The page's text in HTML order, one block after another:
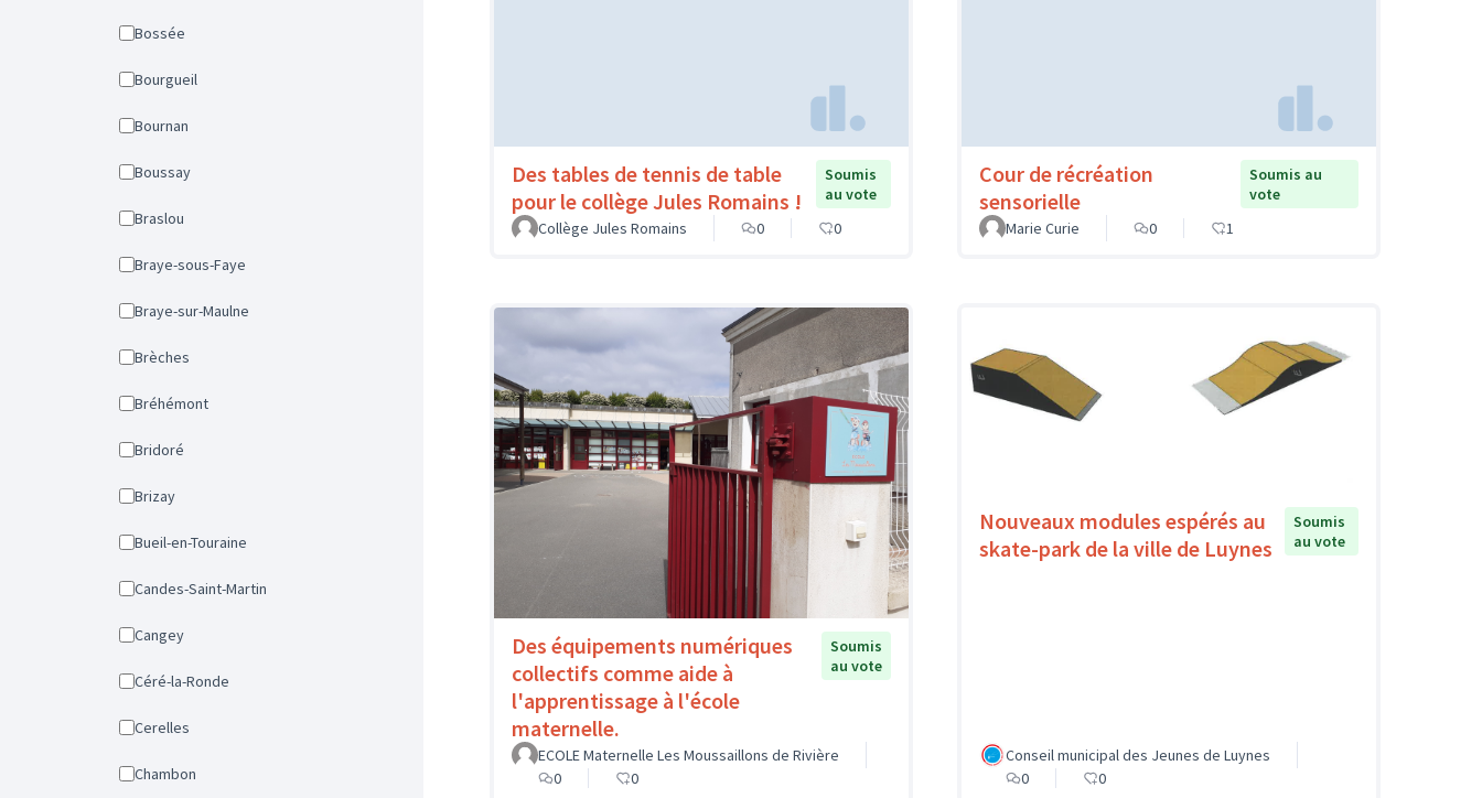
Bossée
Bourgueil
Bournan
Boussay
Braslou
Braye-sous-Faye
Braye-sur-Maulne
Brèches
Bréhémont
Bridoré
Brizay
Bueil-en-Touraine
Candes-Saint-Martin
Cangey
Céré-la-Ronde
Cerelles
Chambon
Des tables de tennis de table
pour le collège Jules Romains !
Soumis
au vote
Collège Jules Romains
0 0
Cour de récréation
sensorielle
Soumis au
vote
Marie Curie
0 1
Des équipements numériques
collectifs comme aide à
l'apprentissage à l'école
maternelle.
Soumis
au vote
ECOLE Maternelle Les Moussaillons de Rivière
0
0
Nouveaux modules espérés au
skate-park de la ville de Luynes
Soumis
au vote
Conseil municipal des Jeunes de Luynes
0
0